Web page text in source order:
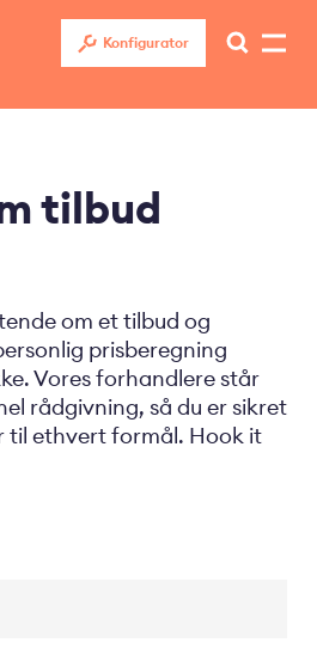
Konfigurator
tilbud
om et tilbud og
prisberegning
Vores forhandlere står
rådgivning, så du er sikret
til ethvert formål. Hook it